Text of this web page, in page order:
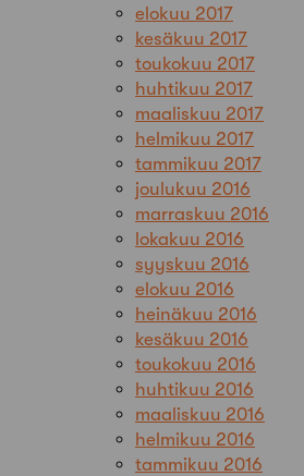
elokuu 2017
kesäkuu 2017
toukokuu 2017
huhtikuu 2017
maaliskuu 2017
helmikuu 2017
tammikuu 2017
joulukuu 2016
marraskuu 2016
lokakuu 2016
syyskuu 2016
elokuu 2016
heinäkuu 2016
kesäkuu 2016
toukokuu 2016
huhtikuu 2016
maaliskuu 2016
helmikuu 2016
tammikuu 2016